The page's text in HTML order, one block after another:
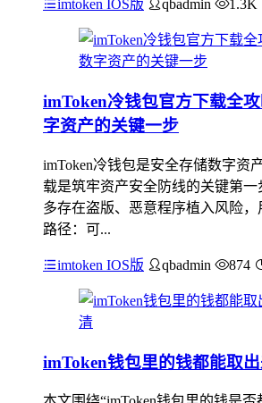
imtoken IOS版 qbadmin 1.3K
imToken冷钱包官方下载全
字资产的关键一步
imToken冷钱包是安全存储数字资
载是筑牢资产安全防线的关键第
多存在盗版、恶意程序植入风险
路径：可...
imtoken IOS版 qbadmin 874
imToken钱包里的钱都能取